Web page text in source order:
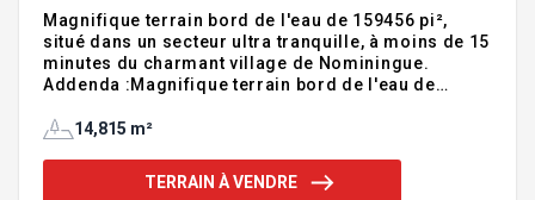
Magnifique terrain bord de l'eau de 159456 pi²,
situé dans un secteur ultra tranquille, à moins de 15
minutes du charmant village de Nominingue.
Addenda :Magnifique terrain bord de l'eau de
moins de 10 minutes du charmant village de
endroit idéal pour ceux qui recherchent la nature, le
calme et un cadre enchanteur pour y construire leur
14,815 m²
TERRAIN À VENDRE